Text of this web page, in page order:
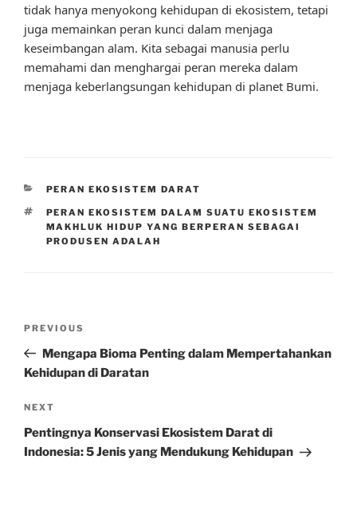
tidak hanya menyokong kehidupan di ekosistem, tetapi
juga memainkan peran kunci dalam menjaga
keseimbangan alam. Kita sebagai manusia perlu
memahami dan menghargai peran mereka dalam
menjaga keberlangsungan kehidupan di planet Bumi.
CATEGORIES
PERAN EKOSISTEM DARAT
TAGS
PERAN EKOSISTEM DALAM SUATU EKOSISTEM
MAKHLUK HIDUP YANG BERPERAN SEBAGAI
PRODUSEN ADALAH
Previous
Post
PREVIOUS
Mengapa Bioma Penting dalam Mempertahankan
Kehidupan di Daratan
Next
Post
NEXT
Pentingnya Konservasi Ekosistem Darat di
Indonesia: 5 Jenis yang Mendukung Kehidupan